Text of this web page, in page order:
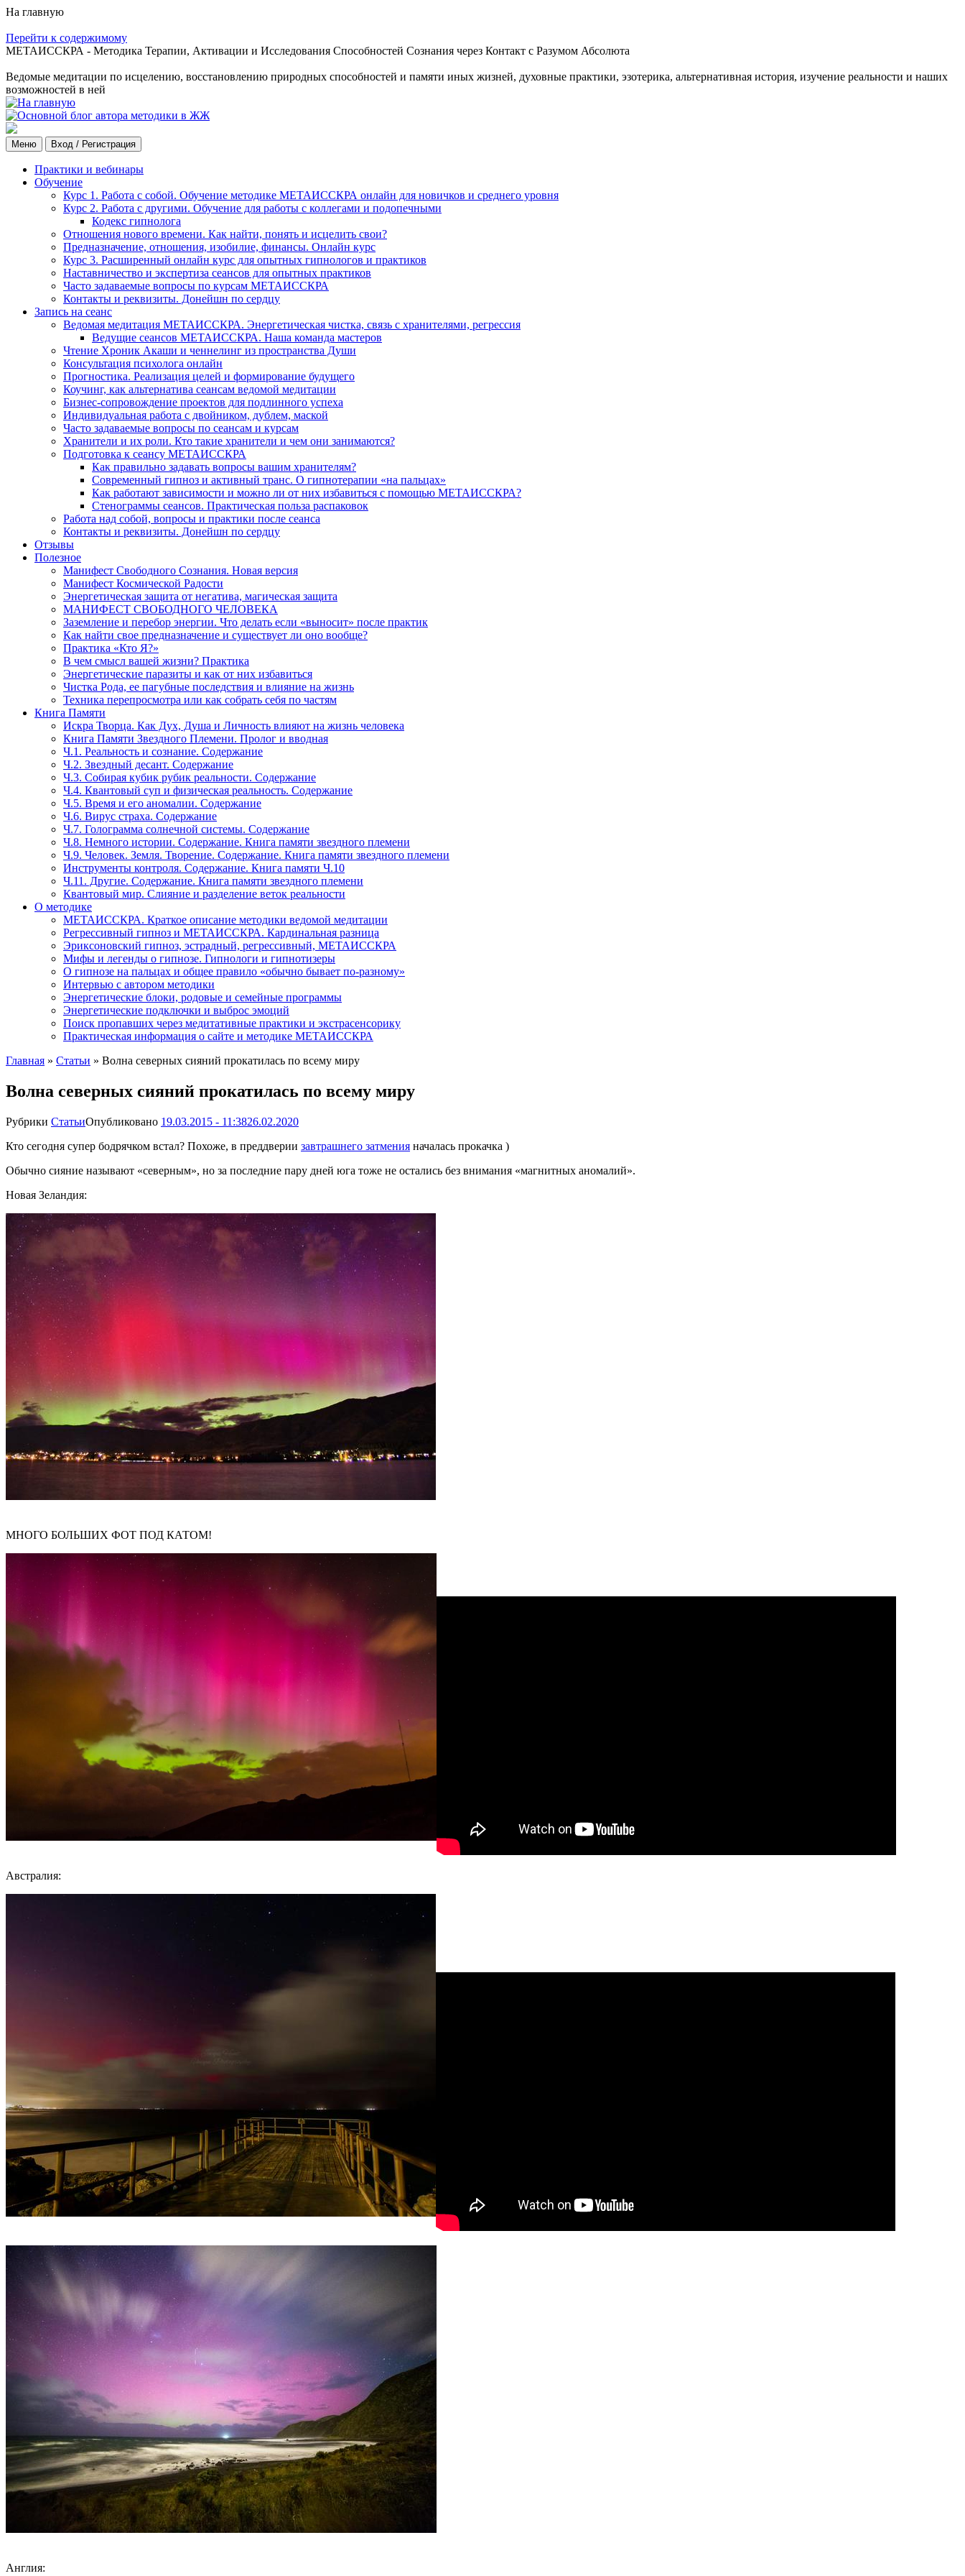
На главную
Перейти к содержимому
МЕТАИССКРА - Методика Терапии, Активации и Исследования Способностей Сознания через Контакт с Разумом Абсолюта
Ведомые медитации по исцелению, восстановлению природных способностей и памяти иных жизней, духовные практики, эзотерика, альтернативная история, изучение реальности и наших
возможностей в ней
Меню Вход / Регистрация
Практики и вебинары
Обучение
Курс 1. Работа с собой. Обучение методике МЕТАИССКРА онлайн для новичков и среднего уровня
Курс 2. Работа с другими. Обучение для работы с коллегами и подопечными
Кодекс гипнолога
Отношения нового времени. Как найти, понять и исцелить свои?
Предназначение, отношения, изобилие, финансы. Онлайн курс
Курс 3. Расширенный онлайн курс для опытных гипнологов и практиков
Наставничество и экспертиза сеансов для опытных практиков
Часто задаваемые вопросы по курсам МЕТАИССКРА
Контакты и реквизиты. Донейшн по сердцу
Запись на сеанс
Ведомая медитация МЕТАИССКРА. Энергетическая чистка, связь с хранителями, регрессия
Ведущие сеансов МЕТАИССКРА. Наша команда мастеров
Чтение Хроник Акаши и ченнелинг из пространства Души
Консультация психолога онлайн
Прогностика. Реализация целей и формирование будущего
Коучинг, как альтернатива сеансам ведомой медитации
Бизнес-сопровождение проектов для подлинного успеха
Индивидуальная работа с двойником, дублем, маской
Часто задаваемые вопросы по сеансам и курсам
Хранители и их роли. Кто такие хранители и чем они занимаются?
Подготовка к сеансу МЕТАИССКРА
Как правильно задавать вопросы вашим хранителям?
Современный гипноз и активный транс. О гипнотерапии «на пальцах»
Как работают зависимости и можно ли от них избавиться с помощью МЕТАИССКРА?
Стенограммы сеансов. Практическая польза распаковок
Работа над собой, вопросы и практики после сеанса
Контакты и реквизиты. Донейшн по сердцу
Отзывы
Полезное
Манифест Свободного Сознания. Новая версия
Манифест Космической Радости
Энергетическая защита от негатива, магическая защита
МАНИФЕСТ СВОБОДНОГО ЧЕЛОВЕКА
Заземление и перебор энергии. Что делать если «выносит» после практик
Как найти свое предназначение и существует ли оно вообще?
Практика «Кто Я?»
В чем смысл вашей жизни? Практика
Энергетические паразиты и как от них избавиться
Чистка Рода, ее пагубные последствия и влияние на жизнь
Техника перепросмотра или как собрать себя по частям
Книга Памяти
Искра Творца. Как Дух, Душа и Личность влияют на жизнь человека
Книга Памяти Звездного Племени. Пролог и вводная
Ч.1. Реальность и сознание. Содержание
Ч.2. Звездный десант. Содержание
Ч.3. Собирая кубик рубик реальности. Содержание
Ч.4. Квантовый суп и физическая реальность. Содержание
Ч.5. Время и его аномалии. Содержание
Ч.6. Вирус страха. Содержание
Ч.7. Голограмма солнечной системы. Содержание
Ч.8. Немного истории. Содержание. Книга памяти звездного племени
Ч.9. Человек. Земля. Творение. Содержание. Книга памяти звездного племени
Инструменты контроля. Содержание. Книга памяти Ч.10
Ч.11. Другие. Содержание. Книга памяти звездного племени
Квантовый мир. Слияние и разделение веток реальности
О методике
МЕТАИССКРА. Краткое описание методики ведомой медитации
Регрессивный гипноз и МЕТАИССКРА. Кардинальная разница
Эриксоновский гипноз, эстрадный, регрессивный, МЕТАИССКРА
Мифы и легенды о гипнозе. Гипнологи и гипнотизеры
О гипнозе на пальцах и общее правило «обычно бывает по-разному»
Интервью с автором методики
Энергетические блоки, родовые и семейные программы
Энергетические подключки и выброс эмоций
Поиск пропавших через медитативные практики и экстрасенсорику
Практическая информация о сайте и методике МЕТАИССКРА
Главная » Статьи » Волна северных сияний прокатилась по всему миру
Волна северных сияний прокатилась по всему миру
Рубрики СтатьиОпубликовано 19.03.2015 - 11:3826.02.2020
Кто сегодня супер бодрячком встал? Похоже, в преддверии завтрашнего затмения началась прокачка )
Обычно сияние называют «северным», но за последние пару дней юга тоже не остались без внимания «магнитных аномалий».
Новая Зеландия:
МНОГО БОЛЬШИХ ФОТ ПОД КАТОМ!
Австралия:
Англия: